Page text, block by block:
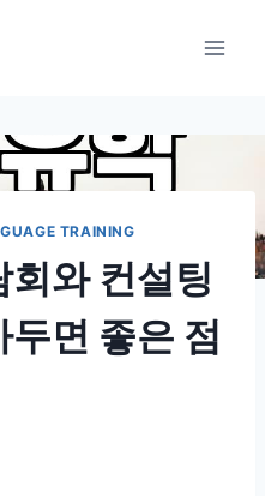
TRAINING
와 컨설팅
면 좋은 점